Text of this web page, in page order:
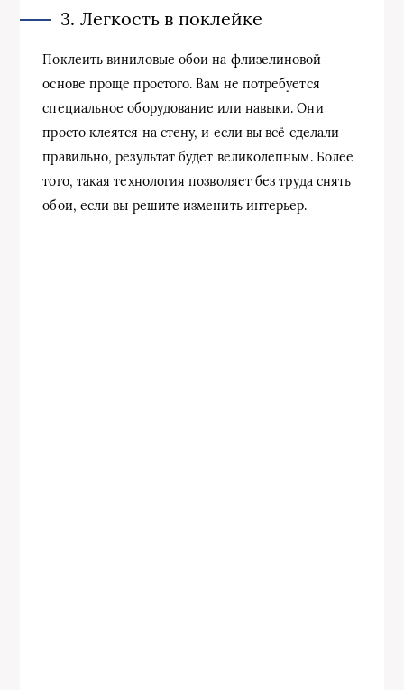
3. Легкость в поклейке
Поклеить виниловые обои на флизелиновой
основе проще простого. Вам не потребуется
специальное оборудование или навыки. Они
просто клеятся на стену, и если вы всё сделали
правильно, результат будет великолепным. Более
того, такая технология позволяет без труда снять
обои, если вы решите изменить интерьер.